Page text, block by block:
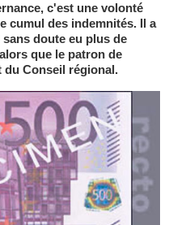
c'est une volonté
cumul des indemnités. Il a
doute eu plus de
que le patron de
du Conseil régional.